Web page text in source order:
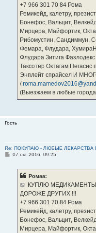
‪+7 966 301 70 84‬ Рома
Ремикейд, калетру,
Бонефос, Вальцит,
Мирцера, Майфортик,
Рибомустин, Сандиммун,
Фемара, Флудара,
Флудара Зитига
Таксотер Октагам
Энплейт спрайсел И
/
(Выезжаем в любые
Гость
Re: ПОКУПАЮ - ЛЮБЫЕ ЛЕКАРСТВА
С07 окт 2016, 09:25
Ромаа:
КУПЛЮ
ДОРОЖЕ ДРУГИХ !!!
‪+7 966 301 70 84‬ Рома
Ремикейд, калетру,
Бонефос, Вальцит,
Мирцера, Майфортик,